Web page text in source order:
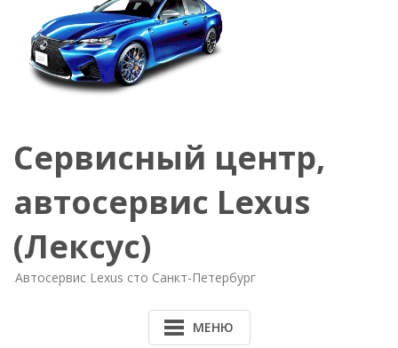
Сервисный центр,
автосервис Lexus
(Лексус)
Автосервис Lexus сто Санкт-Петербург
МЕНЮ